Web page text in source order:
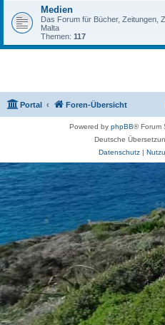
Medien
Das Forum für Bücher, Zeitungen,
Malta
Themen: 117
Portal Foren-Übersicht
Powered by phpBB® Forum
Deutsche
Datenschutz|